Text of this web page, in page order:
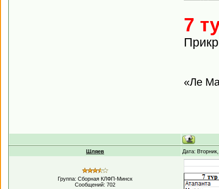
7
«Ле
Шляев Дата:
Группа: Сборная КЛФП-Минск
Сообщений: 702